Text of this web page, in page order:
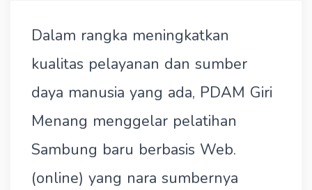
Dalam rangka meningkatkan
kualitas pelayanan dan sumber
daya manusia yang ada, PDAM Giri
Menang menggelar pelatihan
Sambung baru berbasis Web.
(online) yang nara sumbernya